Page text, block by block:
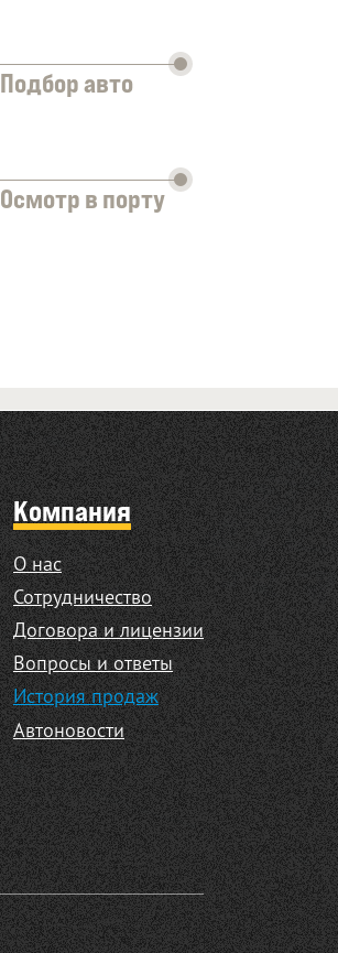
Подбор авто
Осмотр в порту
Компания
О нас
Сотрудничество
Договора и лицензии
Вопросы и ответы
История продаж
Автоновости